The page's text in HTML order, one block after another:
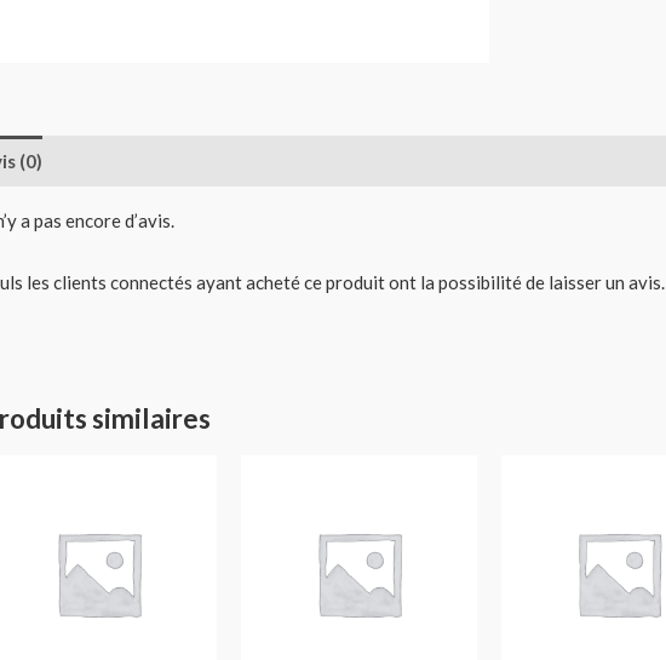
(0)
a pas encore d’avis.
les clients connectés ayant acheté ce produit ont la possibilité de laisser un avis.
similaires